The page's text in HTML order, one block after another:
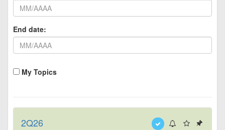
End date:
My Topics
2Q26